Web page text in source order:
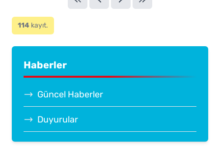
114 kayıt.
Haberler
Güncel Haberler
Duyurular